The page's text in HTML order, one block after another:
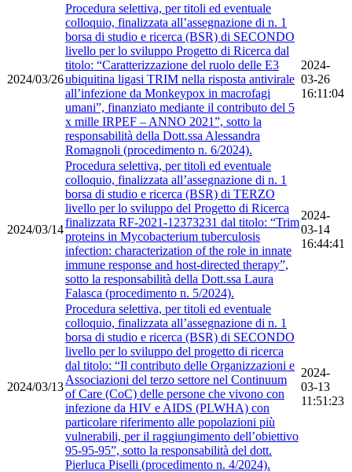
2024/03/26
Procedura selettiva, per titoli ed eventuale
colloquio, finalizzata all’assegnazione di n. 1
borsa di studio e ricerca (BSR) di SECONDO
livello per lo sviluppo Progetto di Ricerca dal
titolo: “Caratterizzazione del ruolo delle E3
ubiquitina ligasi TRIM nella risposta antivirale
all’infezione da Monkeypox in macrofagi
umani”, finanziato mediante il contributo del 5
x mille IRPEF – ANNO 2021”, sotto la
responsabilità della Dott.ssa Alessandra
Romagnoli (procedimento n. 6/2024).
2024-
03-26
16:11:04
2024/03/14
Procedura selettiva, per titoli ed eventuale
colloquio, finalizzata all’assegnazione di n. 1
borsa di studio e ricerca (BSR) di TERZO
livello per lo sviluppo del Progetto di Ricerca
finalizzata RF-2021-12373231 dal titolo: “Trim
proteins in Mycobacterium tuberculosis
infection: characterization of the role in innate
immune response and host-directed therapy”,
sotto la responsabilità della Dott.ssa Laura
Falasca (procedimento n. 5/2024).
2024-
03-14
16:44:41
2024/03/13
Procedura selettiva, per titoli ed eventuale
colloquio, finalizzata all’assegnazione di n. 1
borsa di studio e ricerca (BSR) di SECONDO
livello per lo sviluppo del progetto di ricerca
dal titolo: “Il contributo delle Organizzazioni e
Associazioni del terzo settore nel Continuum
of Care (CoC) delle persone che vivono con
infezione da HIV e AIDS (PLWHA) con
particolare riferimento alle popolazioni più
vulnerabili, per il raggiungimento dell’obiettivo
95-95-95”, sotto la responsabilità del dott.
Pierluca Piselli (procedimento n. 4/2024).
2024-
03-13
11:51:23